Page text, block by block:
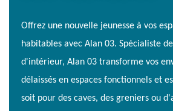
Offrez une nouvelle jeunesse à vos
habitables avec Alan 03. Spécialiste
d'intérieur, Alan 03 transforme vos
délaissés en espaces fonctionnels et
soit pour des caves, des greniers ou